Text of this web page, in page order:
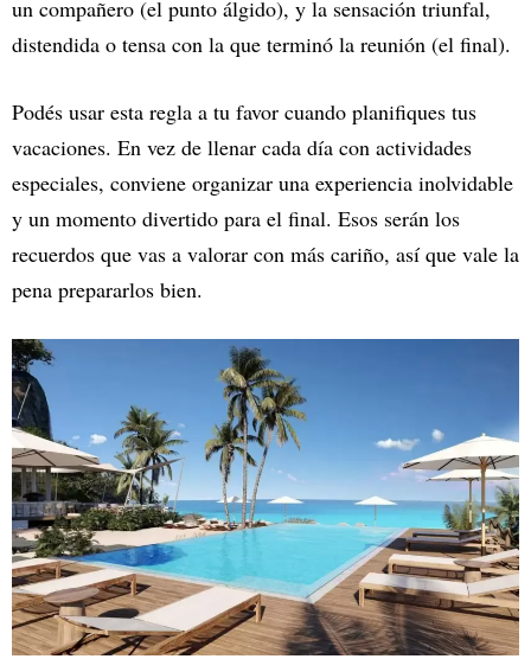
un compañero (el punto álgido), y la sensación triunfal,
distendida o tensa con la que terminó la reunión (el final).
Podés usar esta regla a tu favor cuando planifiques tus
vacaciones. En vez de llenar cada día con actividades
especiales, conviene organizar una experiencia inolvidable
y un momento divertido para el final. Esos serán los
recuerdos que vas a valorar con más cariño, así que vale la
pena prepararlos bien.